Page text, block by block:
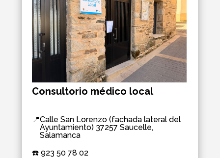
Consultorio médico local
📍Calle San Lorenzo (fachada lateral del
Ayuntamiento) 37257 Saucelle,
Salamanca
☎️ 923 50 78 02